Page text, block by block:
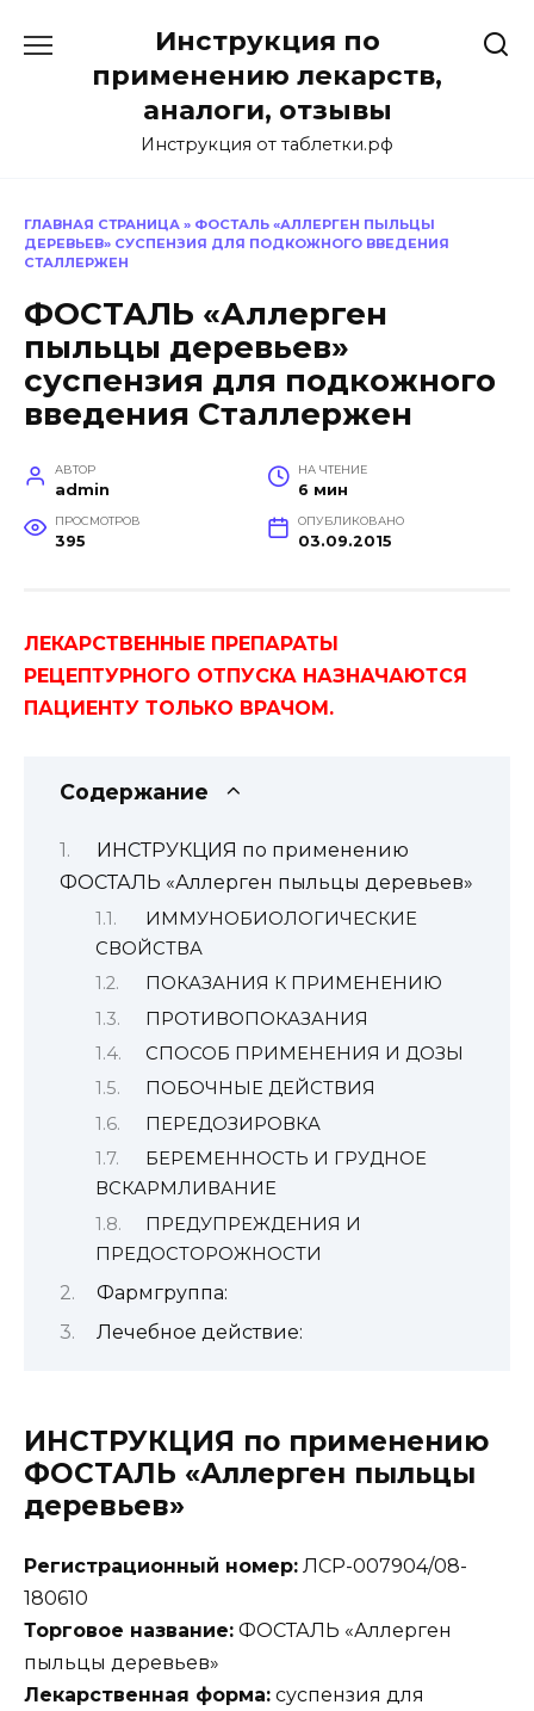
содержанию
Инструкция по
применению лекарств,
аналоги, отзывы
Инструкция от таблетки.рф
ГЛАВНАЯ СТРАНИЦА » ФОСТАЛЬ «АЛЛЕРГЕН ПЫЛЬЦЫ
ДЕРЕВЬЕВ» СУСПЕНЗИЯ ДЛЯ ПОДКОЖНОГО ВВЕДЕНИЯ
СТАЛЛЕРЖЕН
ФОСТАЛЬ «Аллерген
пыльцы деревьев»
суспензия для подкожного
введения Сталлержен
АВТОР
admin
НА ЧТЕНИЕ
6 мин
ПРОСМОТРОВ
395
ОПУБЛИКОВАНО
03.09.2015
ЛЕКАРСТВЕННЫЕ ПРЕПАРАТЫ
РЕЦЕПТУРНОГО ОТПУСКА НАЗНАЧАЮТСЯ
ПАЦИЕНТУ ТОЛЬКО ВРАЧОМ.
Содержание
ИНСТРУКЦИЯ по применению
ФОСТАЛЬ «Аллерген пыльцы деревьев»
ИММУНОБИОЛОГИЧЕСКИЕ
СВОЙСТВА
ПОКАЗАНИЯ К ПРИМЕНЕНИЮ
ПРОТИВОПОКАЗАНИЯ
СПОСОБ ПРИМЕНЕНИЯ И ДОЗЫ
ПОБОЧНЫЕ ДЕЙСТВИЯ
ПЕРЕДОЗИРОВКА
БЕРЕМЕННОСТЬ И ГРУДНОЕ
ВСКАРМЛИВАНИЕ
ПРЕДУПРЕЖДЕНИЯ И
ПРЕДОСТОРОЖНОСТИ
Фармгруппа:
Лечебное действие:
ИНСТРУКЦИЯ по применению
ФОСТАЛЬ «Аллерген пыльцы
деревьев»
Регистрационный номер: ЛСР-007904/08-
180610
Торговое название: ФОСТАЛЬ «Аллерген
пыльцы деревьев»
Лекарственная форма: суспензия для